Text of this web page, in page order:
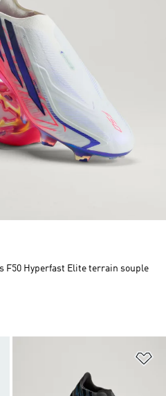
Ajouter à la Liste de produits
F50 Hyperfast Elite terrain souple